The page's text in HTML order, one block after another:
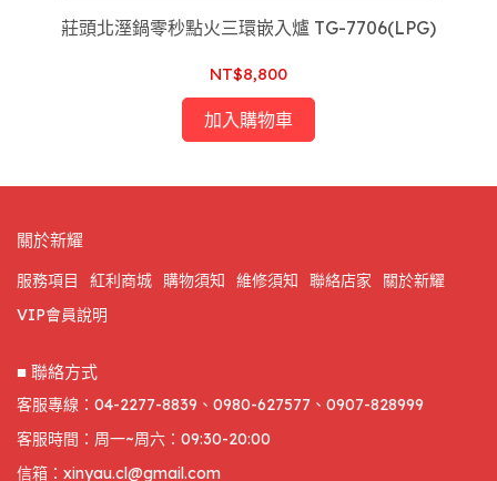
莊頭北溼鍋零秒點火三環嵌入爐 TG-7706(LPG)
NT$8,800
加入購物車
關於新耀
服務項目 紅利商城 購物須知 維修須知 聯絡店家
關於新耀
VIP會員說明
■ 聯絡方式
客服專線：04-2277-8839、0980-627577、0907-828999
客服時間：周一~周六：09:30-20:00
信箱：xinyau.cl@gmail.com